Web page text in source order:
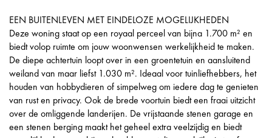
EEN BUITENLEVEN MET EINDELOZE MOGELIJKHEDEN
Deze woning staat op een royaal perceel van bijna 1.700 m² en
biedt volop ruimte om jouw woonwensen werkelijkheid te maken.
De diepe achtertuin loopt over in een groentetuin en aansluitend
weiland van maar liefst 1.030 m². Ideaal voor tuinliefhebbers, het
houden van hobbydieren of simpelweg om iedere dag te genieten
van rust en privacy. Ook de brede voortuin biedt een fraai uitzicht
over de omliggende landerijen. De vrijstaande stenen garage en
een stenen berging maakt het geheel extra veelzijdig en biedt